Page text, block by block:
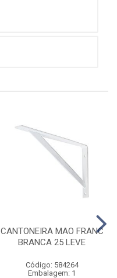
CANTONEIRA MAO FRANC
BRANCA 25 LEVE
Código: 584264
Embalagem: 1